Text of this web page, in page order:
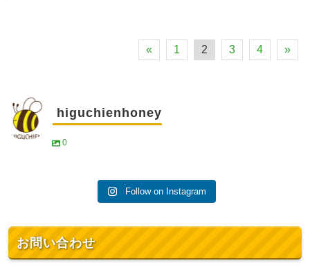
« 1 2 3 4 »
higuchienhoney
0
Follow on Instagram
お問い合わせ